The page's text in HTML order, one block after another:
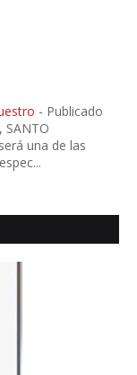
- Publicado
SANTO
una de las